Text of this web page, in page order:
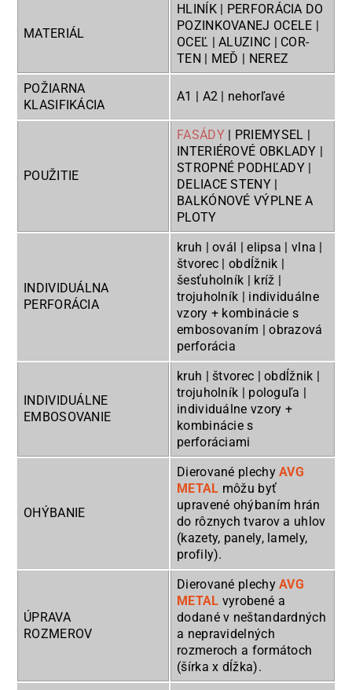
MATERIÁL
HLINÍK | PERFORÁCIA DO
POZINKOVANEJ OCELE |
OCEĽ | ALUZINC | COR-
TEN | MEĎ | NEREZ
POŽIARNA
KLASIFIKÁCIA
A1 | A2 | nehorľavé
POUŽITIE
FASÁDY| PRIEMYSEL |
INTERIÉROVÉ OBKLADY |
STROPNÉ PODHĽADY |
DELIACE STENY |
BALKÓNOVÉ VÝPLNE A
PLOTY
INDIVIDUÁLNA
PERFORÁCIA
kruh | ovál | elipsa | vlna |
štvorec | obdĺžnik |
šesťuholník | kríž |
trojuholník | individuálne
vzory + kombinácie s
embosovaním | obrazová
perforácia
INDIVIDUÁLNE
EMBOSOVANIE
kruh | štvorec | obdĺžnik |
trojuholník | pologuľa |
individuálne vzory +
kombinácie s
perforáciami
OHÝBANIE
Dierované plechyAVG
METAL môžu byť
upravené ohýbaním hrán
do rôznych tvarov a uhlov
(kazety, panely, lamely,
profily).
ÚPRAVA
ROZMEROV
Dierované plechyAVG
METAL vyrobené a
dodané v neštandardných
a nepravidelných
rozmeroch a formátoch
(šírka x dĺžka).